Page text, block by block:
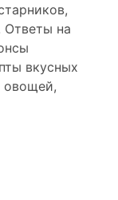
Ответы на
вкусных
овощей,